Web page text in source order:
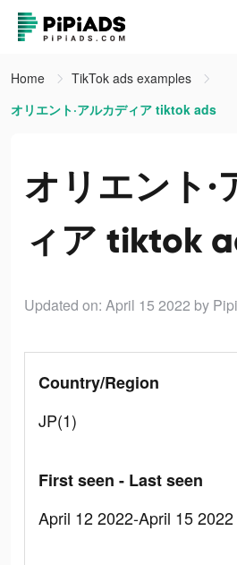
Home
TikTok ads examples
オリエント·アルカディア tiktok ads
オリエント·
ィア tiktok
Updated on: April 15 2022 by
Country/Region
JP(1)
First seen - Last seen
April 12 2022-April 15 2022